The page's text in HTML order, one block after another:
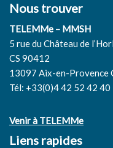
Nous trouver
TELEMMe – MMSH
5 rue du Château de
CS 90412
13097 Aix-en-Provence
Tél: +33(0)4 42 52 42 40
Venir à TELEMMe
Liens rapides